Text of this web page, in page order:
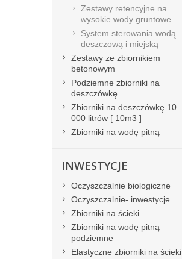
Zestawy retencyjne na
wysokie wody gruntowe.
System sterowania wodą
deszczową i miejską
Zestawy ze zbiornikiem
betonowym
Podziemne zbiorniki na
deszczówkę
Zbiorniki na deszczówkę 10
000 litrów [ 10m3 ]
Zbiorniki na wodę pitną
INWESTYCJE
Oczyszczalnie biologiczne
Oczyszczalnie- inwestycje
Zbiorniki na ścieki
Zbiorniki na wodę pitną –
podziemne
Elastyczne zbiorniki na ścieki